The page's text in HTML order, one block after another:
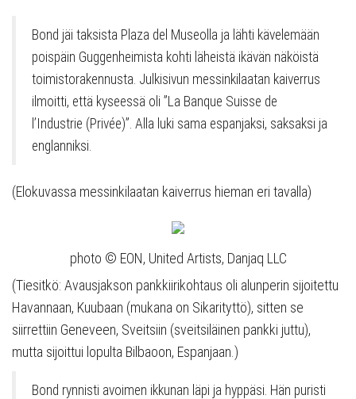
Bond jäi taksista Plaza del Museolla ja lähti kävelemään
poispäin Guggenheimista kohti läheistä ikävän näköistä
toimistorakennusta. Julkisivun messinkilaatan kaiverrus
ilmoitti, että kyseessä oli ”La Banque Suisse de
l’Industrie (Privée)”. Alla luki sama espanjaksi, saksaksi ja
englanniksi.
(Elokuvassa messinkilaatan kaiverrus hieman eri tavalla)
photo © EON, United Artists, Danjaq LLC
(Tiesitkö: Avausjakson pankkiirikohtaus oli alunperin sijoitettu
Havannaan, Kuubaan (mukana on Sikarityttö), sitten se
siirrettiin Geneveen, Sveitsiin (sveitsiläinen pankki juttu),
mutta sijoittui lopulta Bilbaoon, Espanjaan.)
Bond rynnisti avoimen ikkunan läpi ja hyppäsi. Hän puristi